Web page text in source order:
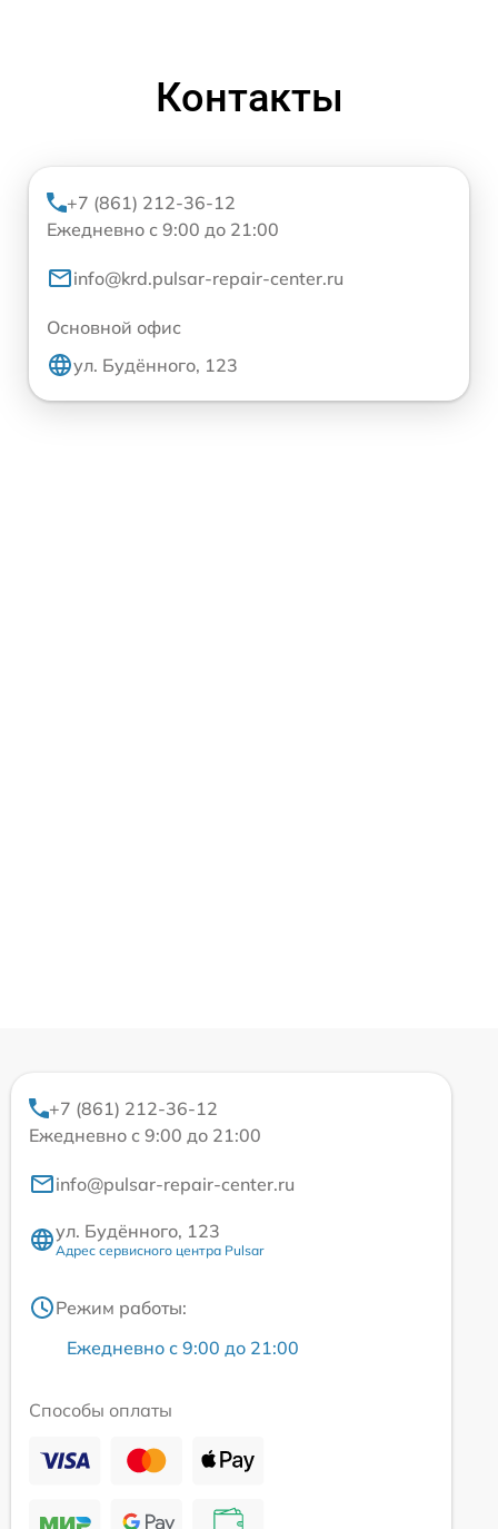
Контакты
+7 (861) 212-36-12
Ежедневно с 9:00 до 21:00
info@krd.pulsar-repair-center.ru
Основной офис
ул. Будённого, 123
+7 (861) 212-36-12
Ежедневно с 9:00 до 21:00
info@pulsar-repair-center.ru
ул. Будённого, 123
Адрес сервисного центра Pulsar
Режим работы:
Ежедневно с 9:00 до 21:00
Способы оплаты